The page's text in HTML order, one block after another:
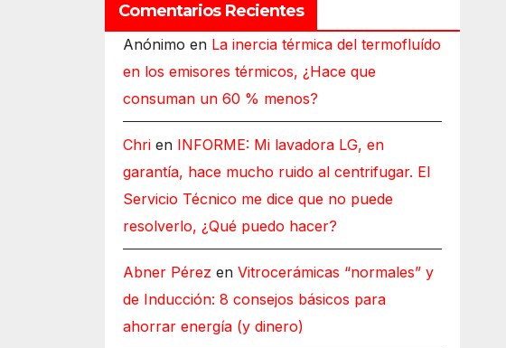
Comentarios Recientes
Anónimo en La inercia térmica del termofluído
en los emisores térmicos, ¿Hace que
consuman un 60 % menos?
Chri en INFORME: Mi lavadora LG, en
garantía, hace mucho ruido al centrifugar. El
Servicio Técnico me dice que no puede
resolverlo, ¿Qué puedo hacer?
Abner Pérez enVitrocerámicas “normales” y
de Inducción: 8 consejos básicos para
ahorrar energía (y dinero)